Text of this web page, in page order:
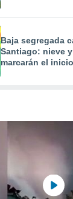
Baja segregada
Santiago: nieve
marcarán el